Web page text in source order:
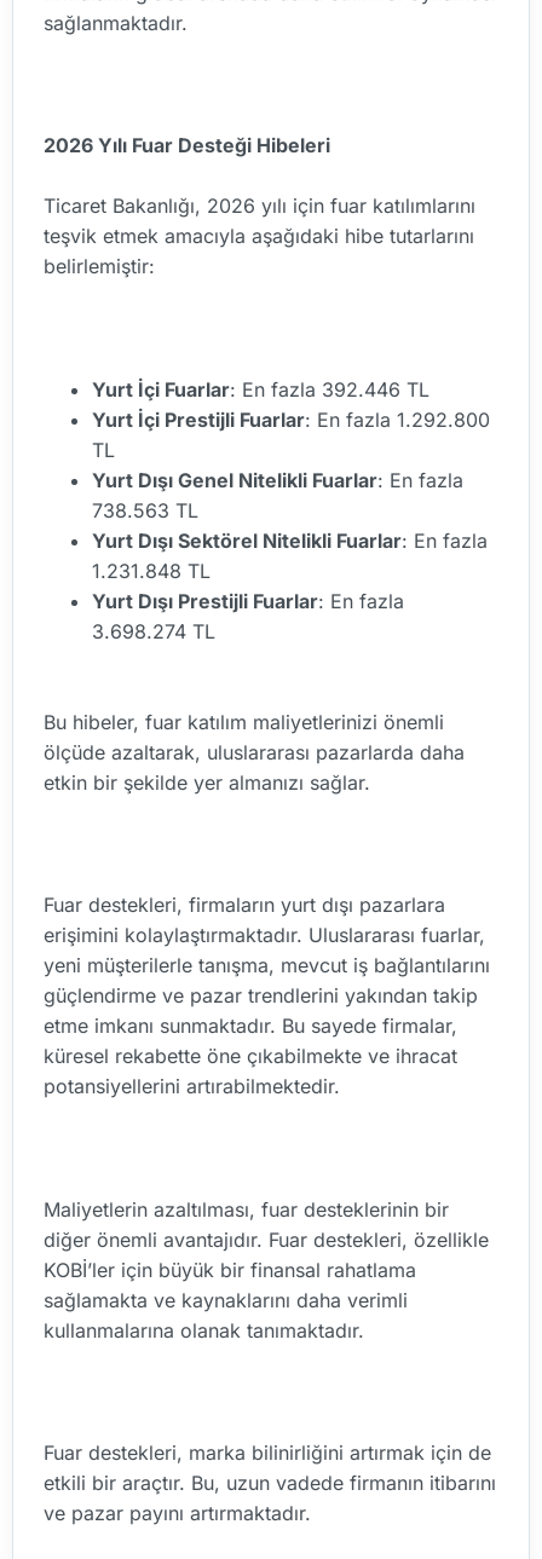
sağlanmaktadır.
2026 Yılı Fuar Desteği Hibeleri
Ticaret Bakanlığı, 2026 yılı için fuar katılımlarını
teşvik etmek amacıyla aşağıdaki hibe tutarlarını
belirlemiştir:
Yurt İçi Fuarlar: En fazla 392.446 TL
Yurt İçi Prestijli Fuarlar: En fazla 1.292.800
TL
Yurt Dışı Genel Nitelikli Fuarlar: En fazla
738.563 TL
Yurt Dışı Sektörel Nitelikli Fuarlar: En fazla
1.231.848 TL
Yurt Dışı Prestijli Fuarlar: En fazla
3.698.274 TL
Bu hibeler, fuar katılım maliyetlerinizi önemli
ölçüde azaltarak, uluslararası pazarlarda daha
etkin bir şekilde yer almanızı sağlar.
Fuar destekleri, firmaların yurt dışı pazarlara
erişimini kolaylaştırmaktadır. Uluslararası fuarlar,
yeni müşterilerle tanışma, mevcut iş bağlantılarını
güçlendirme ve pazar trendlerini yakından takip
etme imkanı sunmaktadır. Bu sayede firmalar,
küresel rekabette öne çıkabilmekte ve ihracat
potansiyellerini artırabilmektedir.
Maliyetlerin azaltılması, fuar desteklerinin bir
diğer önemli avantajıdır. Fuar destekleri, özellikle
KOBİ’ler için büyük bir finansal rahatlama
sağlamakta ve kaynaklarını daha verimli
kullanmalarına olanak tanımaktadır.
Fuar destekleri, marka bilinirliğini artırmak için de
etkili bir araçtır. Bu, uzun vadede firmanın itibarını
ve pazar payını artırmaktadır.